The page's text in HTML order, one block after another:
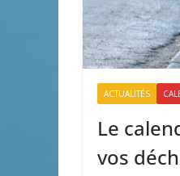
ACTUALITÉS
Le
vos